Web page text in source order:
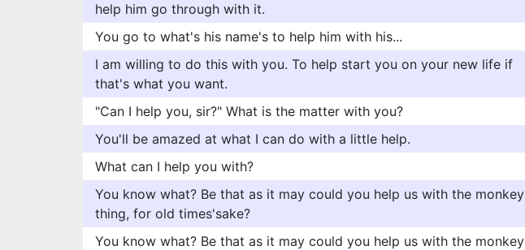
help him go through with it.
You go to what's his name's to help him with his...
I am willing to do this with you. To help start you on your new life if
that's what you want.
"Can I help you, sir?" What is the matter with you?
You'll be amazed at what I can do with a little help.
What can I help you with?
You know what? Be that as it may could you help us with the monkey
thing, for old times'sake?
You know what? Be that as it may could you help us with the monkey